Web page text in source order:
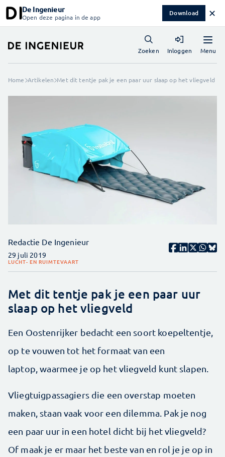
De Ingenieur
Open deze pagina in de app Download ✕
Menu
Zoeken Inloggen
Home Artikelen Met dit tentje pak je een paar uur slaap op het vliegveld
Redactie De Ingenieur
29 juli 2019
LUCHT- EN RUIMTEVAART
Met dit tentje pak je een paar uur
slaap op het vliegveld
Een Oostenrijker bedacht een soort koepeltentje,
op te vouwen tot het formaat van een
laptop, waarmee je op het vliegveld kunt slapen.
Vliegtuigpassagiers die een overstap moeten
maken, staan vaak voor een dilemma. Pak je nog
een paar uur in een hotel dicht bij het vliegveld?
Of maak je er maar het beste van en rol je je op in